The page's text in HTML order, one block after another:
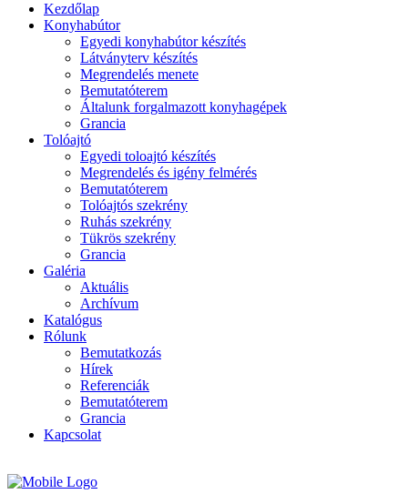
Kezdőlap
Konyhabútor
Egyedi konyhabútor készítés
Látványterv készítés
Megrendelés menete
Bemutatóterem
Általunk forgalmazott konyhagépek
Grancia
Tolóajtó
Egyedi toloajtó készítés
Megrendelés és igény felmérés
Bemutatóterem
Tolóajtós szekrény
Ruhás szekrény
Tükrös szekrény
Grancia
Galéria
Aktuális
Archívum
Katalógus
Rólunk
Bemutatkozás
Hírek
Referenciák
Bemutatóterem
Grancia
Kapcsolat